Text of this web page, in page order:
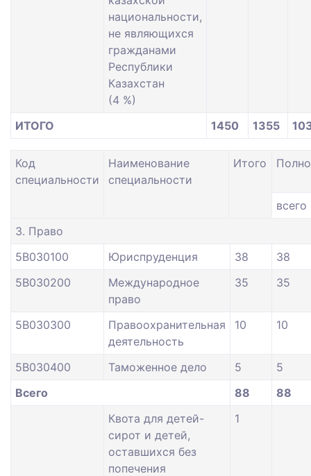
национальности,
не являющихся
гражданами
Республики
Казахстан
(4 %)
ИТОГО
1450 1355 10
Код
специальности
Наименование
специальности
Итого
всего
3. Право
5В030100
Юриспруденция 38
38
5В030200
Международное
право
35 35
5В030300
Правоохранительная
деятельность
10 10
5В030400 Таможенное дело 5
5
Всего
88
88
Квота для детей-
сирот и детей,
оставшихся без
попечения
1